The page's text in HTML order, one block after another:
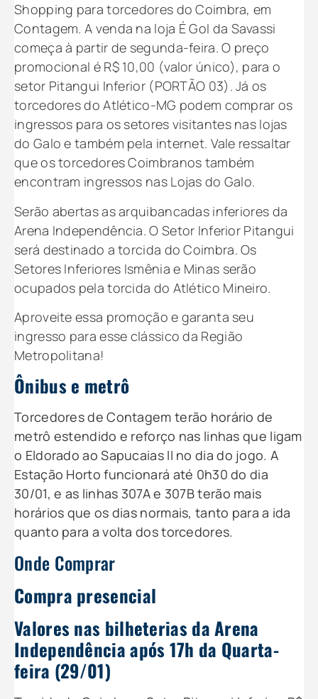
Shopping para torcedores do Coimbra, em
Contagem. A venda na loja É Gol da Savassi
começa à partir de segunda-feira. O preço
promocional é R$ 10,00 (valor único), para o
setor Pitangui Inferior (PORTÃO 03). Já os
torcedores do Atlético-MG podem comprar os
ingressos para os setores visitantes nas lojas
do Galo e também pela internet. Vale ressaltar
que os torcedores Coimbranos também
encontram ingressos nas Lojas do Galo.
Serão abertas as arquibancadas inferiores da
Arena Independência. O Setor Inferior Pitangui
será destinado a torcida do Coimbra. Os
Setores Inferiores Ismênia e Minas serão
ocupados pela torcida do Atlético Mineiro.
Aproveite essa promoção e garanta seu
ingresso para esse clássico da Região
Metropolitana!
Ônibus e metrô
Torcedores de Contagem terão horário de
metrô estendido e reforço nas linhas que ligam
o Eldorado ao Sapucaias II no dia do jogo. A
Estação Horto funcionará até 0h30 do dia
30/01, e as linhas 307A e 307B terão mais
horários que os dias normais, tanto para a ida
quanto para a volta dos torcedores.
Onde Comprar
Compra presencial
Valores nas bilheterias da Arena
Independência após 17h da Quarta-
feira (29/01)